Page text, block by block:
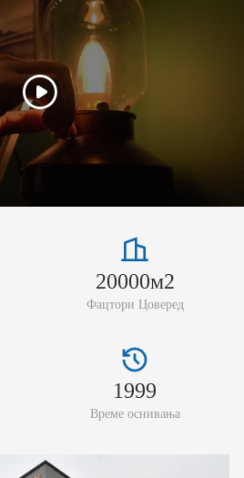
20000м2
Фацтори Цоверед
1999
Време оснивања